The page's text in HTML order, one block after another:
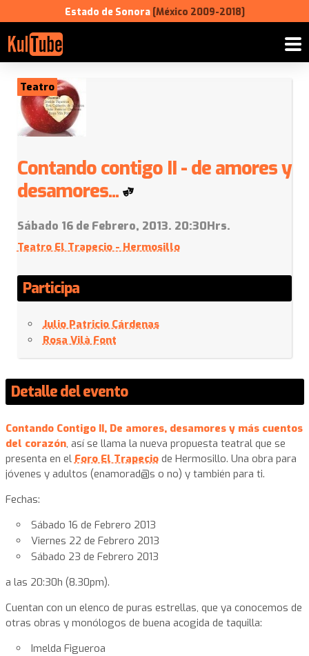
Estado de Sonora [México 2009-2018]
Teatro
Contando contigo II - de amores y
desamores...
Sábado 16 de Febrero, 2013. 20:30Hrs.
Teatro El Trapecio - Hermosillo
Participa
Julio Patricio Cárdenas
Rosa Vilà Font
Detalle del evento
Contando Contigo II, De amores, desamores y más cuentos
del corazón, así se llama la nueva propuesta teatral que se
presenta en el Foro El Trapeciode Hermosillo. Una obra para
jóvenes y adultos (enamorad@s o no) y también para ti.
Fechas:
Sábado 16 de Febrero 2013
Viernes 22 de Febrero 2013
Sábado 23 de Febrero 2013
a las 20:30h (8.30pm).
Cuentan con un elenco de puras estrellas, que ya conocemos de
otras obras y monólogos de buena acogida de taquilla:
Imelda Figueroa